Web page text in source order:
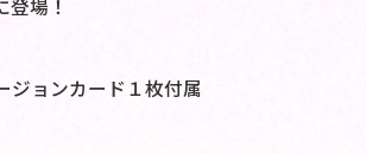
場！
ョンカード１枚付属